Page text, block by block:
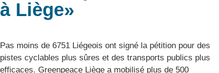
à Liège»
Pas moins de 6751 Liégeois ont signé la pétition pour des
pistes cyclables plus sûres et des transports publics plus
efficaces. Greenpeace Liège a mobilisé plus de 500